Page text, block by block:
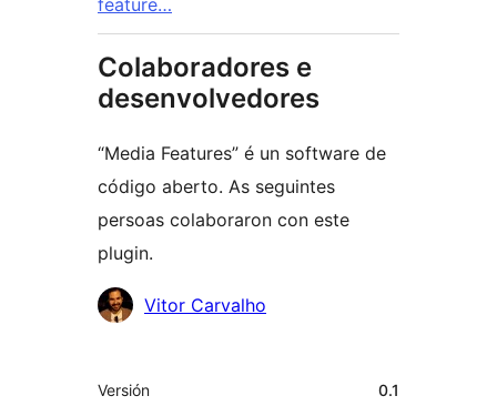
feature…
Colaboradores e
desenvolvedores
“Media Features” é un software de
código aberto. As seguintes
persoas colaboraron con este
plugin.
Colaboradores
Vitor Carvalho
Meta
Versión 0.1